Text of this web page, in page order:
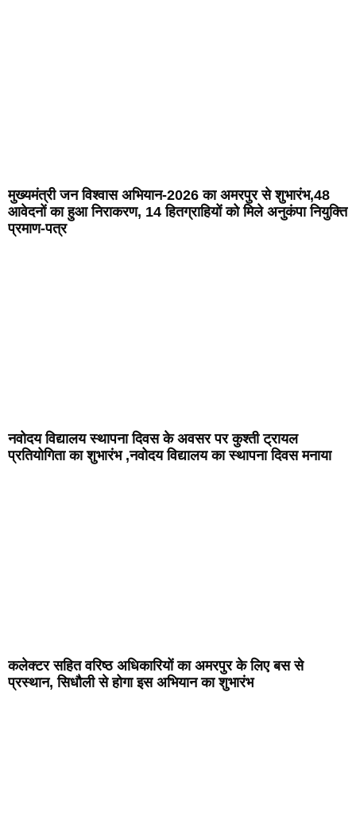
मुख्यमंत्री जन विश्वास अभियान-2026 का अमरपुर से शुभारंभ,48
आवेदनों का हुआ निराकरण, 14 हितग्राहियों को मिले अनुकंपा नियुक्ति
प्रमाण-पत्र
नवोदय विद्यालय स्थापना दिवस के अवसर पर कुश्ती ट्रायल
प्रतियोगिता का शुभारंभ ,नवोदय विद्यालय का स्थापना दिवस मनाया
कलेक्टर सहित वरिष्ठ अधिकारियों का अमरपुर के लिए बस से
प्रस्थान, सिधौली से होगा इस अभियान का शुभारंभ